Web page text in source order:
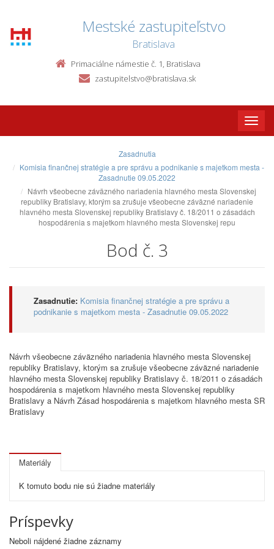
Mestské zastupiteľstvo
Bratislava
Primaciálne námestie č. 1, Bratislava
zastupitelstvo@bratislava.sk
Toggle
Zasadnutia
Komisia finančnej stratégie a pre správu a podnikanie s majetkom mesta -
Zasadnutie 09.05.2022
Návrh všeobecne záväzného nariadenia hlavného mesta Slovenskej
republiky Bratislavy, ktorým sa zrušuje všeobecne záväzné nariadenie
hlavného mesta Slovenskej republiky Bratislavy č. 18/2011 o zásadách
hospodárenia s majetkom hlavného mesta Slovenskej repu
Bod č. 3
Zasadnutie: Komisia finančnej stratégie a pre správu a
podnikanie s majetkom mesta - Zasadnutie 09.05.2022
Návrh všeobecne záväzného nariadenia hlavného mesta Slovenskej
republiky Bratislavy, ktorým sa zrušuje všeobecne záväzné nariadenie
hlavného mesta Slovenskej republiky Bratislavy č. 18/2011 o zásadách
hospodárenia s majetkom hlavného mesta Slovenskej republiky
Bratislavy a Návrh Zásad hospodárenia s majetkom hlavného mesta SR
Bratislavy
Materiály
K tomuto bodu nie sú žiadne materiály
Príspevky
Neboli nájdené žiadne záznamy